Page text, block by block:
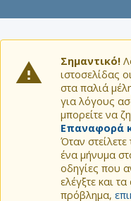
Σημαντικό!
ιστοσελίδας
στα παλιά
για λόγους
μπορείτε να
Επαναφορά
Όταν
ένα μήνυμα
οδηγίες που
ελέγξτε και
πρόβλημα,